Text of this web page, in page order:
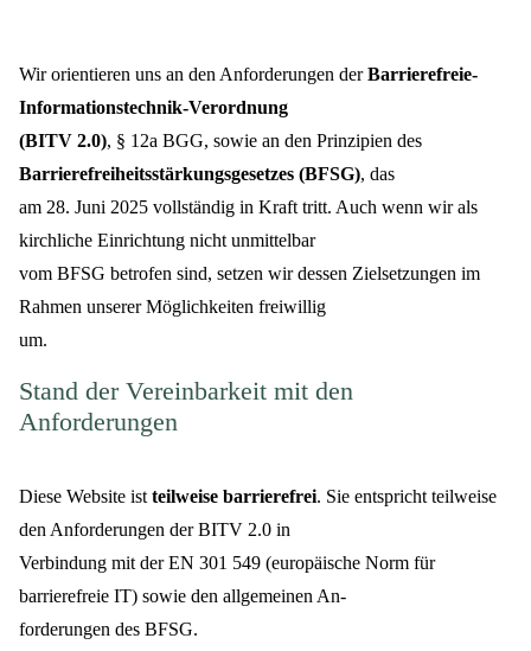
Wir orientieren uns an den Anforderungen derBarrierefreie-
Informationstechnik-Verordnung
(BITV 2.0), § 12a BGG, sowie an den Prinzipien des
Barrierefreiheitsstärkungsgesetzes (BFSG), das
am 28. Juni 2025 vollständig in Kraft tritt. Auch wenn wir als
kirchliche Einrichtung nicht unmittelbar
vom BFSG betrofen sind, setzen wir dessen Zielsetzungen im
Rahmen unserer Möglichkeiten freiwillig
um.
Stand der Vereinbarkeit mit den
Anforderungen
Diese Website ist teilweise barrierefrei. Sie entspricht teilweise
den Anforderungen der BITV 2.0 in
Verbindung mit der EN 301 549 (europäische Norm für
barrierefreie IT) sowie den allgemeinen An-
forderungen des BFSG.